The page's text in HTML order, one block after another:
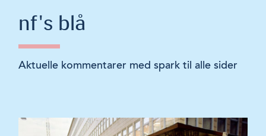
nf's blå
Aktuelle kommentarer med spark til alle sider